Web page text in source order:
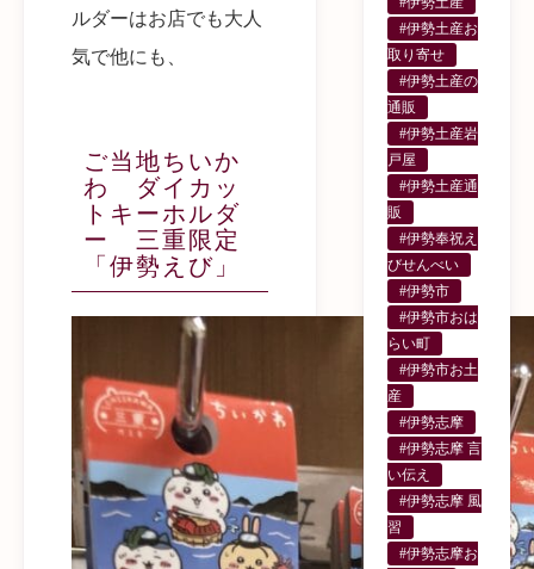
ルダーはお店でも大人
気で他にも、
ご当地ちいか
わ ダイカッ
トキーホルダ
ー 三重限定
「伊勢えび」
#伊勢土産お
取り寄せ
#伊勢土産の
通販
#伊勢土産岩
戸屋
#伊勢土産通
販
#伊勢奉祝え
びせんべい
#伊勢市
#伊勢市おは
らい町
#伊勢市お土
産
#伊勢志摩
#伊勢志摩 言
い伝え
#伊勢志摩 風
習
#伊勢志摩お